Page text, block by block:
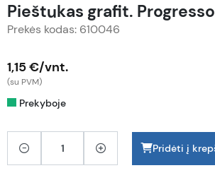
Pieštukas grafit.
Prekės kodas: 610046
1,15 €/vnt.
(su PVM)
Prekyboje
Pridėti į